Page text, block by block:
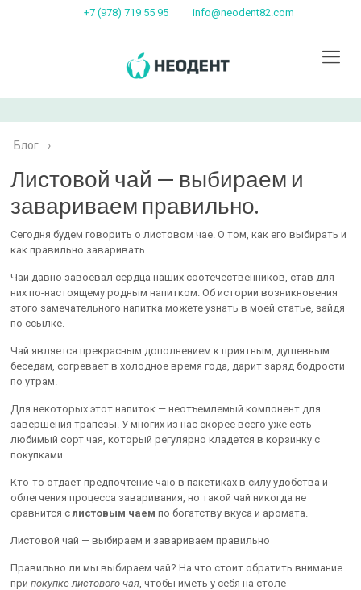
+7 (978) 719 55 95 info@neodent82.com
Блог ›
Листовой чай — выбираем и
завариваем правильно.
Сегодня будем говорить о листовом чае. О том, как его выбирать и
как правильно заваривать.
Чай давно завоевал сердца наших соотечественников, став для
них по-настоящему родным напитком. Об истории возникновения
этого замечательного напитка можете узнать в моей статье, зайдя
по ссылке.
Чай является прекрасным дополнением к приятным, душевным
беседам, согревает в холодное время года, дарит заряд бодрости
по утрам.
Для некоторых этот напиток — неотъемлемый компонент для
завершения трапезы. У многих из нас скорее всего уже есть
любимый сорт чая, который регулярно кладется в корзинку с
покупками.
Кто-то отдает предпочтение чаю в пакетиках в силу удобства и
облегчения процесса заваривания, но такой чай никогда не
сравнится слистовым чаем по богатству вкуса и аромата.
Листовой чай — выбираем и завариваем правильно
Правильно ли мы выбираем чай? На что стоит обратить внимание
припокупке листового чая, чтобы иметь у себя на столе